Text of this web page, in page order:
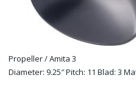
Propeller / Amita 3
Diameter: 9.25″ Pitch: 11 Blad: 3